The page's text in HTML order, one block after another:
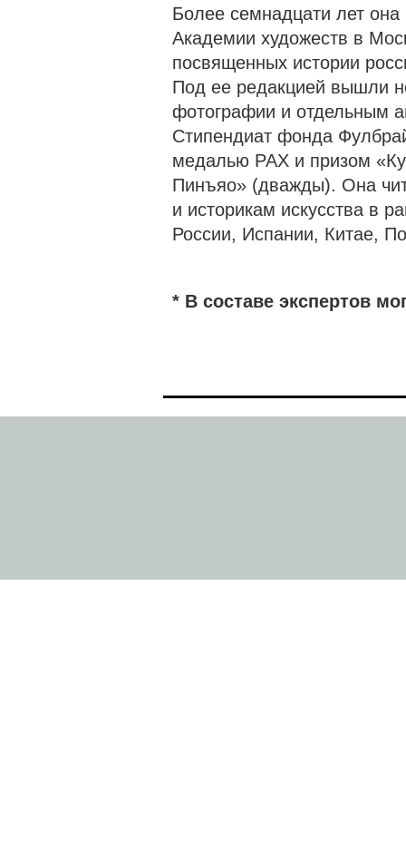
Более семнадцати лет
Академии художеств в
посвященных истории
Под ее редакцией вышли
фотографии и отдельным
Стипендиат фонда
медалью РАХ и призом
Пинъяо» (дважды). Она
и историкам искусства в
России, Испании, Китае,
* В составе экспертов